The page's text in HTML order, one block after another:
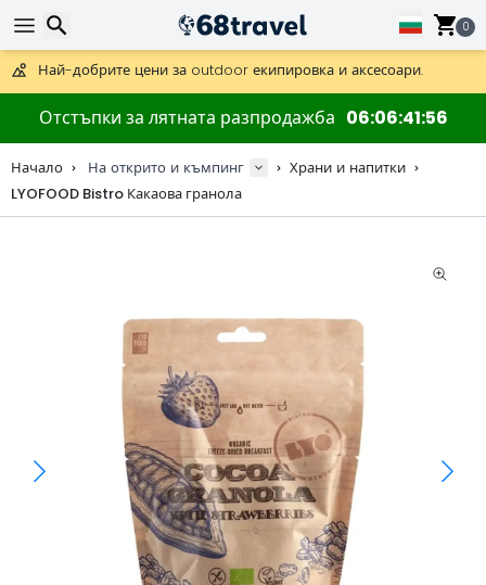
0
Предлага се и DHL Express за една нощ.
30 дни за връщане, 90 дни за дървени карти и декорации.
Най-добрите цени за outdoor екипировка и аксесоари.
Отстъпки за лятната разпродажба 06064156
Начало На открито и къмпинг
Храни и напитки
LYOFOOD Bistro Какаова гранола
Търсене